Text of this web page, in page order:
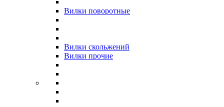
Вилки поворотные
Вилки скольжений
Вилки прочие